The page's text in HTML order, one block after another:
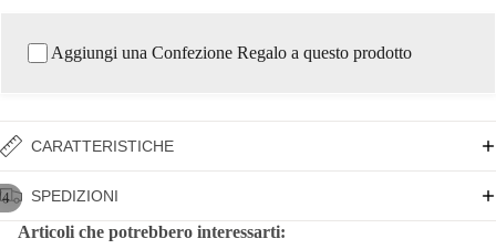
4
Aggiungi una Confezione Regalo a questo prodotto
CARATTERISTICHE
SPEDIZIONI
Articoli che potrebbero interessarti: